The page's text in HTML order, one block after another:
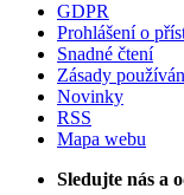
GDPR
Prohlášení o
Snadné čtení
Zásady
Novinky
RSS
Mapa webu
Sledujte nás a